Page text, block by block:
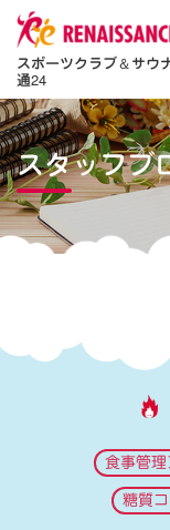
スポーツクラブ＆サウ
通24
スタッフブ
食事管理
糖質